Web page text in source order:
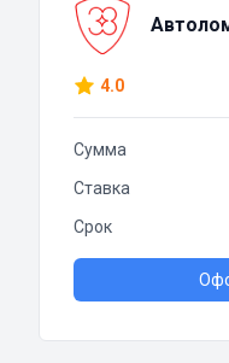
4.0
Сумма
Ставка
Срок